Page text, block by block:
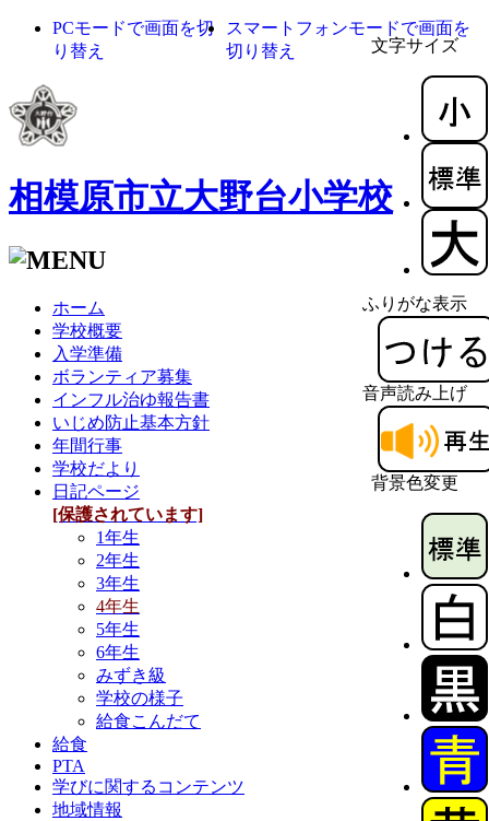
文字サイズ
ふりがな表示
音声読み上げ
背景色変更
PCモードで画面を切
り替え
スマートフォンモードで画面を
切り替え
相模原市立大野台小学校
ホーム
学校概要
入学準備
ボランティア募集
インフル治ゆ報告書
いじめ防止基本方針
年間行事
学校だより
日記ページ
[保護されています]
1年生
2年生
3年生
4年生
5年生
6年生
みずき級
学校の様子
給食こんだて
給食
PTA
学びに関するコンテンツ
地域情報